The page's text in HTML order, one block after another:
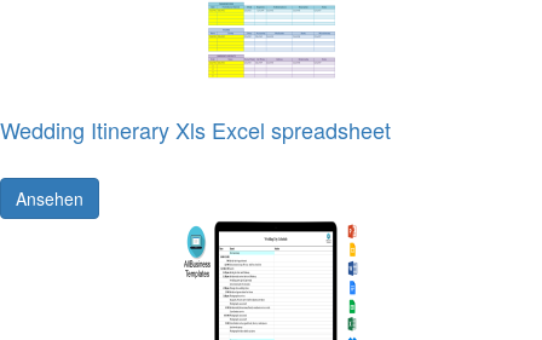
Wedding Itinerary Xls Excel spreadsheet
Ansehen